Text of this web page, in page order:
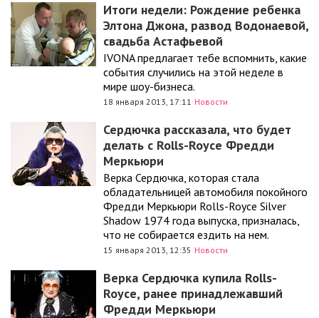
Итоги недели: Рождение ребенка
Элтона Джона, развод Водонаевой,
свадьба Астафьевой
IVONA предлагает тебе вспомнить, какие
события случились на этой неделе в
мире шоу-бизнеса.
18 января 2013, 17:11 Новости
Сердючка рассказала, что будет
делать с Rolls-Royce Фредди
Меркьюри
Верка Сердючка, которая стала
обладательницей автомобиля покойного
Фредди Меркьюри Rolls-Royce Silver
Shadow 1974 года выпуска, призналась,
что не собирается ездить на нем.
15 января 2013, 12:35 Новости
Верка Сердючка купила Rolls-
Royce, ранее принадлежавший
Фредди Меркьюри